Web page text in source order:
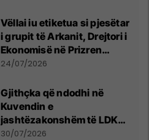
Vëllai iu etiketua si pjesëtar
i grupit të Arkanit, Drejtori i
Ekonomisë në Prizren
mohon pretendimet
24/07/2026
Gjithçka që ndodhi në
Kuvendin e
jashtëzakonshëm të LDK-
së
30/07/2026